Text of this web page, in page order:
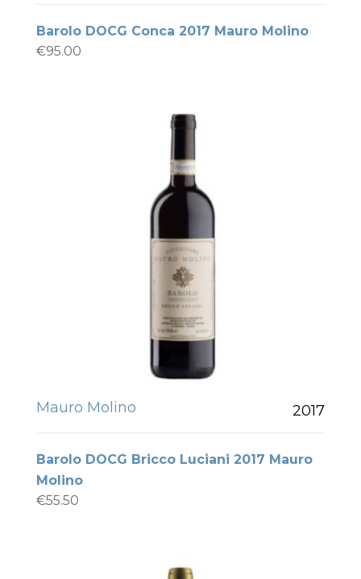
Barolo DOCG Conca 2017 Mauro Molino
€95.00
Mauro Molino 2017
Barolo DOCG Bricco Luciani 2017 Mauro
Molino
€55.50